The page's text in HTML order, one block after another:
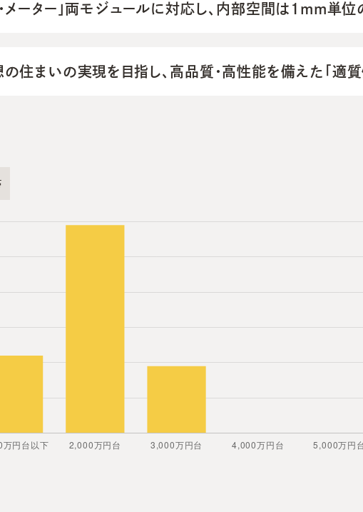
・メーター」両モジュールに対応し、内部空間は1mm単
住まいの実現を目指し、高品質・高性能を備えた「適